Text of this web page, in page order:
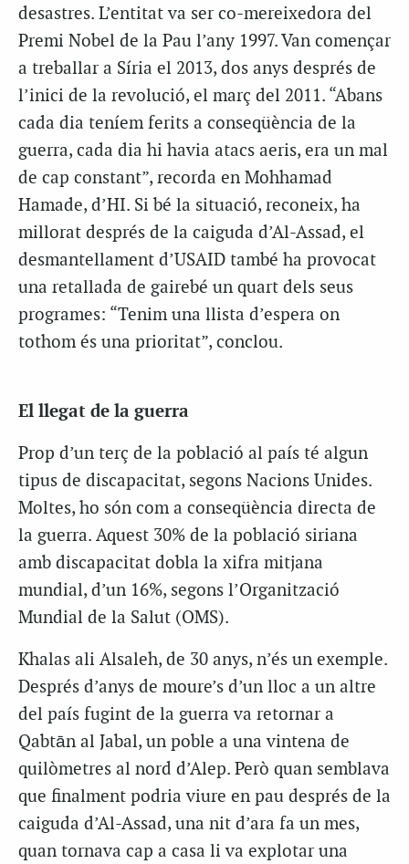
desastres. L’entitat va ser co-mereixedora del
Premi Nobel de la Pau l’any 1997. Van començar
a treballar a Síria el 2013, dos anys després de
l’inici de la revolució, el març del 2011. “Abans
cada dia teníem ferits a conseqüència de la
guerra, cada dia hi havia atacs aeris, era un mal
de cap constant”, recorda en Mohhamad
Hamade, d’HI. Si bé la situació, reconeix, ha
millorat després de la caiguda d’Al-Assad, el
desmantellament d’USAID també ha provocat
una retallada de gairebé un quart dels seus
programes: “Tenim una llista d’espera on
tothom és una prioritat”, conclou.
El llegat de la guerra
Prop d’un terç de la població al país té algun
tipus de discapacitat, segons Nacions Unides.
Moltes, ho són com a conseqüència directa de
la guerra. Aquest 30% de la població siriana
amb discapacitat dobla la xifra mitjana
mundial, d’un 16%, segons l’Organització
Mundial de la Salut (OMS).
Khalas ali Alsaleh, de 30 anys, n’és un exemple.
Després d’anys de moure’s d’un lloc a un altre
del país fugint de la guerra va retornar a
Qabtān al Jabal, un poble a una vintena de
quilòmetres al nord d’Alep. Però quan semblava
que finalment podria viure en pau després de la
caiguda d’Al-Assad, una nit d’ara fa un mes,
quan tornava cap a casa li va explotar una